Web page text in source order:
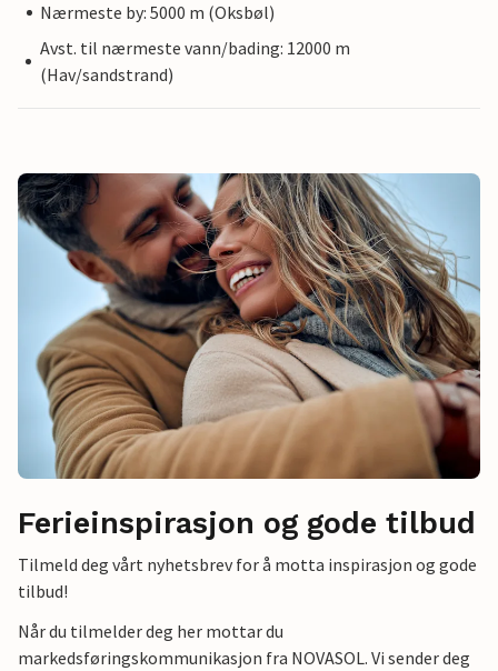
Nærmeste by: 5000 m (Oksbøl)
Avst. til nærmeste vann/bading: 12000 m
(Hav/sandstrand)
Ferieinspirasjon og gode tilbud
Tilmeld deg vårt nyhetsbrev for å motta inspirasjon og gode
tilbud!
Når du tilmelder deg her mottar du
markedsføringskommunikasjon fra NOVASOL. Vi sender deg